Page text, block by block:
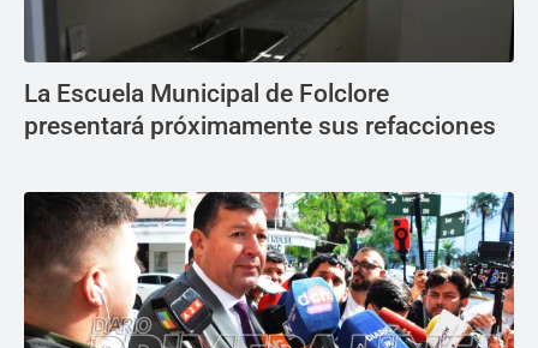
La Escuela Municipal de Folclore
presentará próximamente sus refacciones